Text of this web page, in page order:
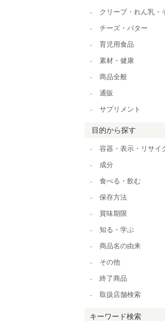
クリープ・れん乳・
チーズ・バター
育児用食品
素材・健康
商品全般
通販
サプリメント
目的から探す
容器・表示・リサイ
成分
食べる・飲む
保存方法
賞味期限
知る・学ぶ
商品名の由来
その他
終了商品
取扱店舗検索
キーワード検索